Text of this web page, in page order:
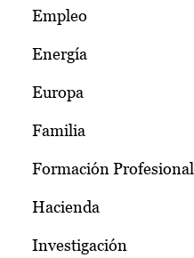
Empleo
Energía
Europa
Familia
Formación Profesional
Hacienda
Investigación